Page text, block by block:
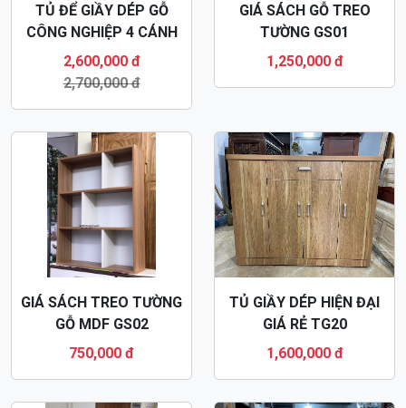
TỦ ĐỂ GIẦY DÉP GỖ
CÔNG NGHIỆP 4 CÁNH
TG31
2,600,000 đ
2,700,000 đ
GIÁ SÁCH GỖ TREO
TƯỜNG GS01
1,250,000 đ
GIÁ SÁCH TREO TƯỜNG
GỖ MDF GS02
750,000 đ
TỦ GIẦY DÉP HIỆN ĐẠI
GIÁ RẺ TG20
1,600,000 đ